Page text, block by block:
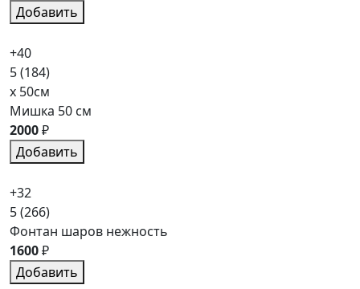
Добавить
+40
5(184)
x 50см
Мишка 50 см
2000₽
Добавить
+32
5(266)
Фонтан шаров нежность
1600₽
Добавить